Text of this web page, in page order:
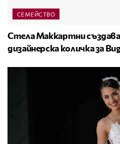
СЕМЕЙСТВО
Стела Маккартни
дизайнерска количка за